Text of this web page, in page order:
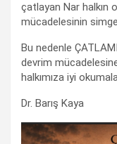
çatlayan Nar halkın
mücadelesinin
Bu nedenle
devrim
halkımıza iyi
Dr. Barış Kaya